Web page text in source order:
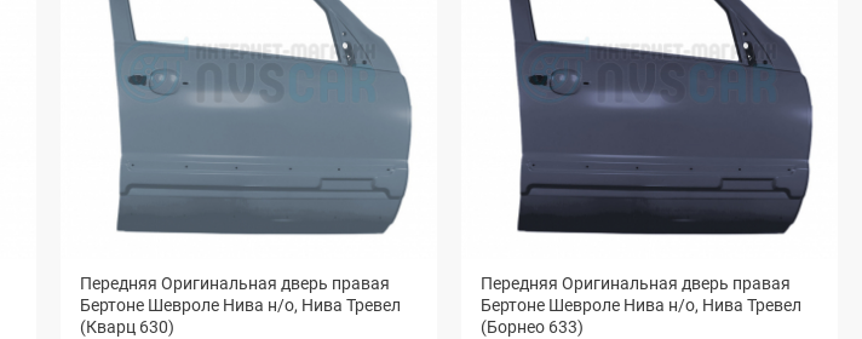
Передняя Оригинальная дверь правая
Бертоне Шевроле Нива н/о, Нива Тревел
(Кварц 630)
Передняя Оригинальная дверь правая
Бертоне Шевроле Нива н/о, Нива Тревел
(Борнео 633)